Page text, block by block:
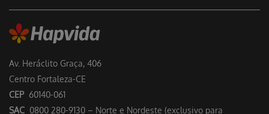
Av. Heráclito Graça, 406
Centro Fortaleza-CE
CEP 60140-061
SAC 0800 280-9130 – Norte e Nordeste (exclusivo para